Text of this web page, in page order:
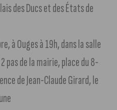
des Ducs et des États de
à Ouges à 19h, dans la salle
pas de la mairie, place du 8-
de Jean-Claude Girard, le